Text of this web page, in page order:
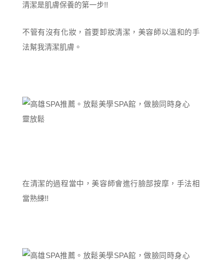
清潔是肌膚保養的第一步!!
不管有沒有化妝，首要卸妝清潔，美容師以溫和的手
法幫我清潔肌膚。
在清潔的過程當中，美容師會進行臉部按摩，手法相
當熟練!!